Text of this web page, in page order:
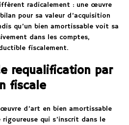
radicalement : une œuvre
pour sa valeur d’acquisition
qu’un bien amortissable voit sa
dans les comptes,
fiscalement.
requalification par
fiscale
œuvre d’art en bien amortissable
qui s’inscrit dans le